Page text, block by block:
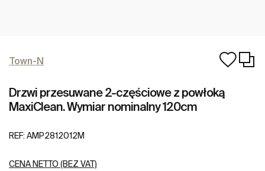
Town-N
Drzwi przesuwane 2-częściowe z powłoką
MaxiClean. Wymiar nominalny 120cm
REF: AMP2812012M
CENA NETTO (BEZ VAT)